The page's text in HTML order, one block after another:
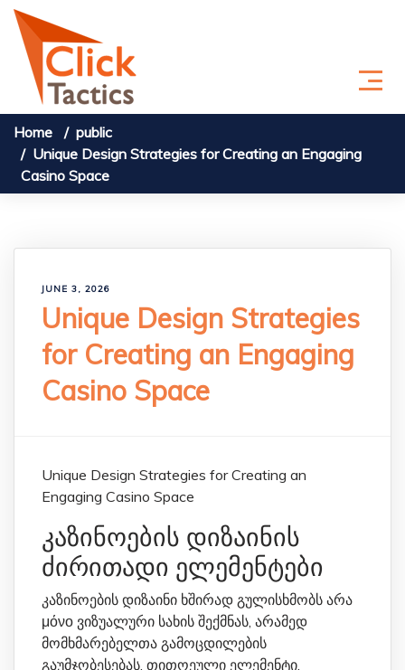
Skip to content
Home
public
Unique Design Strategies for Creating an Engaging
Casino Space
JUNE 3, 2026
Unique Design Strategies
for Creating an Engaging
Casino Space
Unique Design Strategies for Creating an
Engaging Casino Space
კაზინოების დიზაინის
ძირითადი ელემენტები
კაზინოების დიზაინი ხშირად გულისხმობს არა
μόνο ვიზუალური სახის შექმნას, არამედ
მომხმარებელთა გამოცდილების
გაუმჯობესებას. თითოეული ელემენტი,